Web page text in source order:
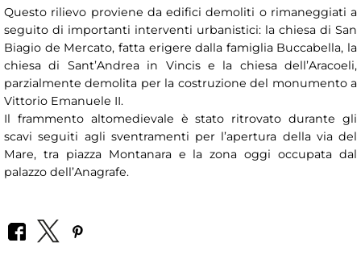
Questo rilievo proviene da edifici demoliti o rimaneggiati a
seguito di importanti interventi urbanistici: la chiesa di San
Biagio de Mercato, fatta erigere dalla famiglia Buccabella, la
chiesa di Sant’Andrea in Vincis e la chiesa dell’Aracoeli,
parzialmente demolita per la costruzione del monumento a
Vittorio Emanuele II.
Il frammento altomedievale è stato ritrovato durante gli
scavi seguiti agli sventramenti per l’apertura della via del
Mare, tra piazza Montanara e la zona oggi occupata dal
palazzo dell’Anagrafe.